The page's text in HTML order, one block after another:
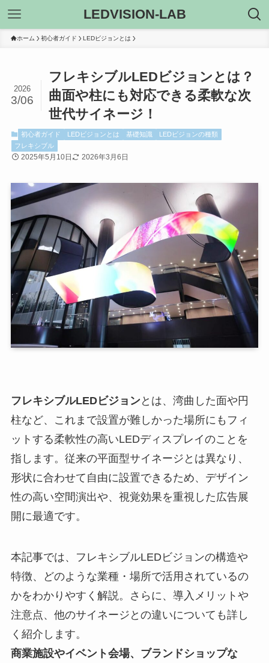
LEDVISION-LAB
ホーム 初心者ガイド LEDビジョンとは
フレキシブルLEDビジョンとは？
曲面や柱にも対応できる柔軟な次
世代サイネージ！
2026
3/06
初心者ガイド LEDビジョンとは 基礎知識
LEDビジョンの種類
フレキシブル
2025年5月10日 2026年3月6日
フレキシブルLEDビジョンとは、湾曲した面や円
柱など、これまで設置が難しかった場所にもフィ
ットする柔軟性の高いLEDディスプレイのことを
指します。従来の平面型サイネージとは異なり、
形状に合わせて自由に設置できるため、デザイン
性の高い空間演出や、視覚効果を重視した広告展
開に最適です。
本記事では、フレキシブルLEDビジョンの構造や
特徴、どのような業種・場所で活用されているの
かをわかりやすく解説。さらに、導入メリットや
注意点、他のサイネージとの違いについても詳し
く紹介します。
商業施設やイベント会場、ブランドショップな